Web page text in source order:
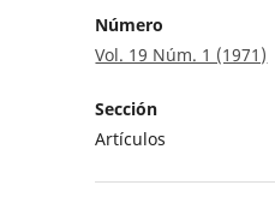
Número
Vol. 19 Núm. 1 (1971)
Sección
Artículos